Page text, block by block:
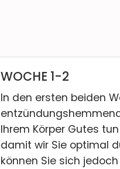
WOCHE 1-2
In den ersten beiden
Ihrem Körper Gutes
damit wir Sie optimal
können Sie sich